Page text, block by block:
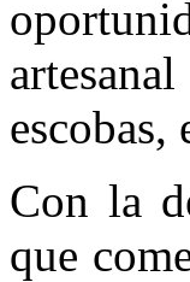
escobas,
Con la
que